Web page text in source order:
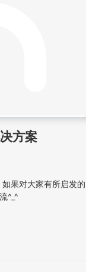
方案
果对大家有所启发的
^_^